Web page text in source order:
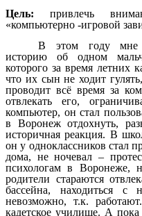
Цель: привлечь
«компьютерно -игровой
В этом году мне
историю об одном
которого за время летних
что их сын не ходит
проводит всё время за
отвлекать его,
компьютер, он стал
в Воронеж отдохнуть,
историчная реакция. В
он у одноклассников стал
дома, не ночевал –
психологам в Воронеже,
родители стараются
бассейна, находиться
невозможно, т.к.
кадетское училище. А